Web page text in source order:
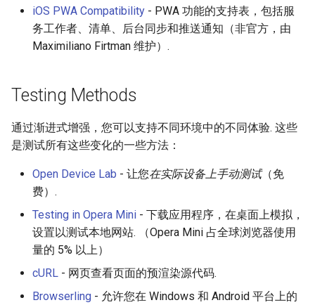
Esolangs
Homematic
Ledger
放弃版权
加密货币工具与算法
Diversity
开源支持者
iOS PWA Compatibility - PWA 功能的支持表，包括服
务工作者、清单、后台同步和推送通知（非官方，由
Maximiliano Firtman 维护）.
Testing Methods
通过渐进式增强，您可以支持不同环境中的不同体验. 这些
是测试所有这些变化的一些方法：
Open Device Lab - 让您在实际设备上手动测试（免
费）.
Testing in Opera Mini - 下载应用程序，在桌面上模拟，
设置以测试本地网站. （Opera Mini 占全球浏览器使用
量的 5% 以上）
cURL - 网页查看页面的预渲染源代码.
Browserling - 允许您在 Windows 和 Android 平台上的